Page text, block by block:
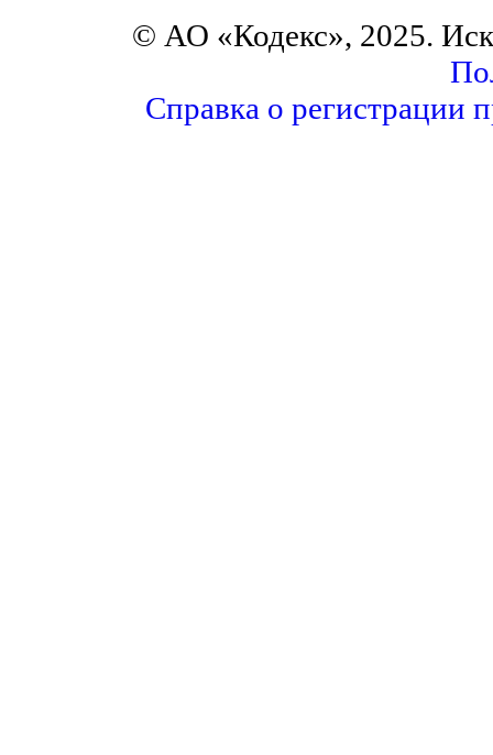
© АО «Кодекс», 2025.
Справка о регистрации